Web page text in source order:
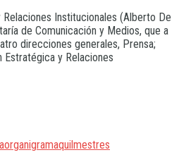
Institucionales (Alberto De
de Comunicación y Medios, que a
direcciones generales, Prensa;
Estratégica y Relaciones
organigramaquilmestres